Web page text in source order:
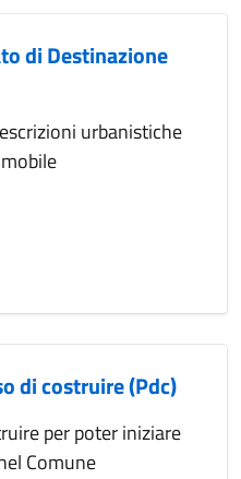
di Destinazione
urbanistiche
di costruire (Pdc)
per poter iniziare
Comune